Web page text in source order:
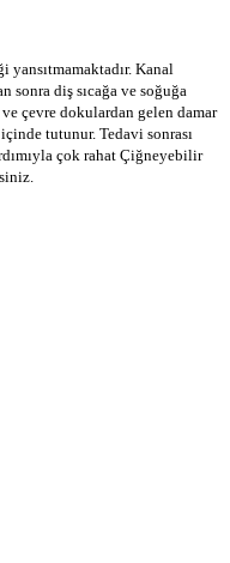
yansıtmamaktadır. Kanal
sonra diş sıcağa ve soğuğa
çevre dokulardan gelen damar
tutunur. Tedavi sonrası
çok rahat Çiğneyebilir